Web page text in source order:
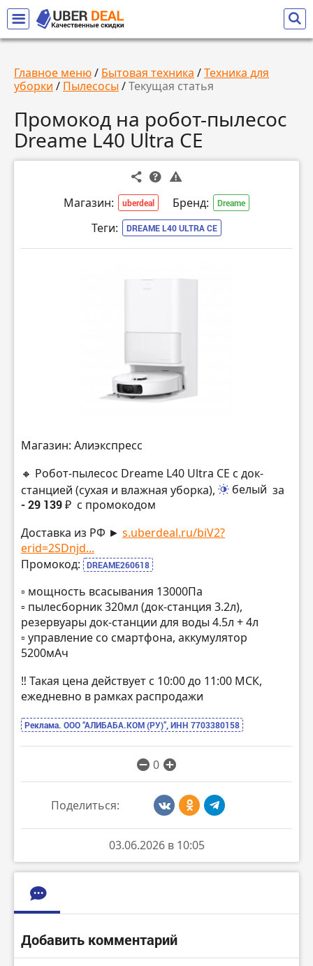
Главное меню/ Бытовая техника /Техника для
уборки / Пылесосы /Текущая статья
Промокод на робот-пылесос
Dreame L40 Ultra CE
Магазин: uberdeal Бренд: Dreame
Теги: DREAME L40 ULTRA CE
Магазин: Алиэкспресс
🔸 Робот-пылесос Dreame L40 Ultra CE с док-
станцией (сухая и влажная уборка),
белый за
- 29 139 ₽ с промокодом
Доставка из РФ ► s.uberdeal.ru/biV2?
erid=2SDnjd...
Промокод:
DREAME260618
▫️ мощность всасывания 13000Па
▫️ пылесборник 320мл (док-станция 3.2л),
резервуары док-станции для воды 4.5л + 4л
▫️ управление со смартфона, аккумулятор
5200мАч
‼️ Такая цена действует с 10:00 до 11:00 МСК,
ежедневно в рамках распродажи
Реклама. ООО “АЛИБАБА.КОМ (РУ)”, ИНН 7703380158
0
Поделиться:
03.06.2026 в 10:05
Добавить комментарий